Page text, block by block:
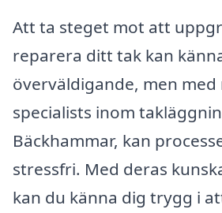
Att ta steget mot att
reparera ditt tak kan
överväldigande, men
specialists inom
Bäckhammar, kan
stressfri. Med deras
kan du känna dig trygg i